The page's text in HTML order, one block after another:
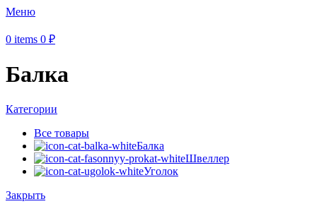
Меню
0 items 0 ₽
Балка
Категории
Все товары
Балка
Швеллер
Уголок
Закрыть